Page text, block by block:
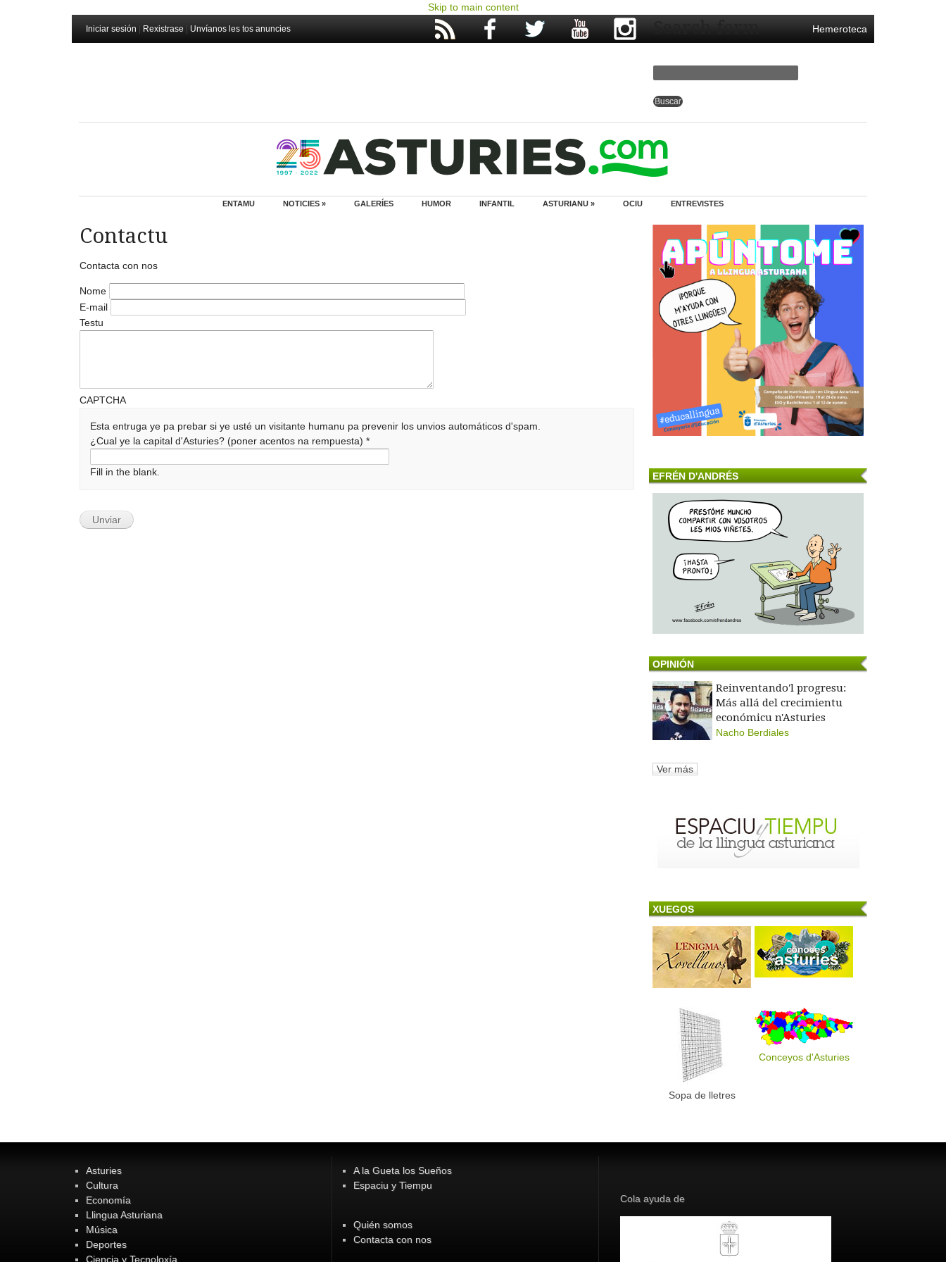
Skip to main content
Iniciar sesión Rexistrase Unvíanos les tos anuncies Hemeroteca
Search form
ENTAMU NOTICIES » GALERÍES HUMOR INFANTIL ASTURIANU » OCIU ENTREVISTES
Contactu
Contacta con nos
Nome
E-mail
Testu
CAPTCHA
Esta entruga ye pa prebar si ye usté un visitante humanu pa prevenir los unvios automáticos d'spam.
¿Cual ye la capital d'Asturies? (poner acentos na rempuesta)*
Fill in the blank. EFRÉN D'ANDRÉS
OPINIÓN
Reinventando'l progresu:
Más allá del crecimientu
económicu n'Asturies
Nacho Berdiales
Ver más
XUEGOS
Sopa de lletres
Conceyos d'Asturies
Asturies
Cultura
Economía
Llingua Asturiana
Música
Deportes
Ciencia y Tecnoloxía
A la Gueta los Sueños
Espaciu y Tiempu
Quién somos
Contacta con nos
Cola ayuda de